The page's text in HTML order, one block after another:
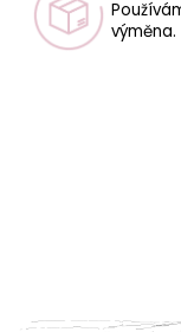
výměna.